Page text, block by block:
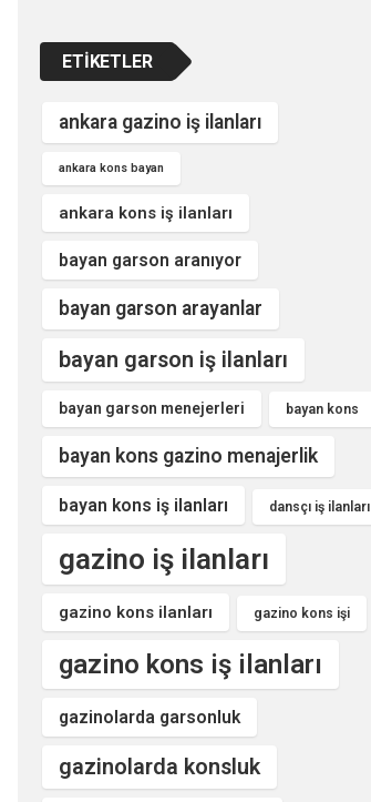
ETIKETLER
ankara gazino iş ilanları
ankara kons bayan
ankara kons iş ilanları
bayan garson aranıyor
bayan garson arayanlar
bayan garson iş ilanları
bayan garson menejerleri bayan kons
bayan kons gazino menajerlik
bayan kons iş ilanları dansçı iş ilanları
gazino iş ilanları
gazino kons ilanları gazino kons işi
gazino kons iş ilanları
gazinolarda garsonluk
gazinolarda konsluk